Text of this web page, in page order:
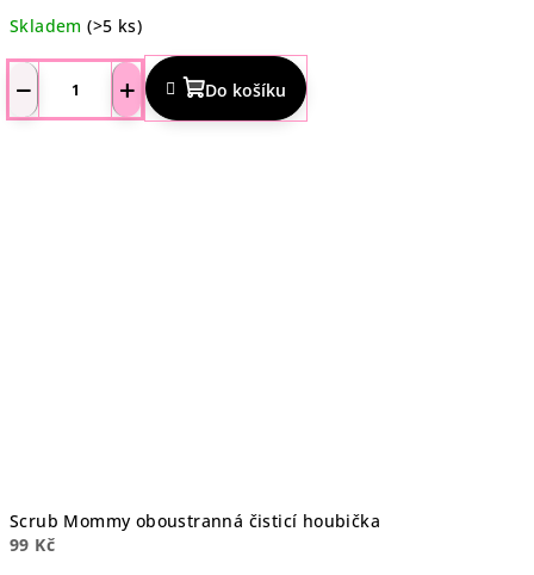
Skladem(>5 ks)
hodnocení
produktu
je
+
− Do košíku
Scrub Mommy oboustranná čisticí houbička
99 Kč